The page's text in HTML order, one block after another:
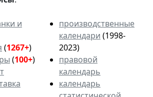
и
(1267+)
(100+)
производственные
календари (1998-
2023)
правовой
календарь
календарь